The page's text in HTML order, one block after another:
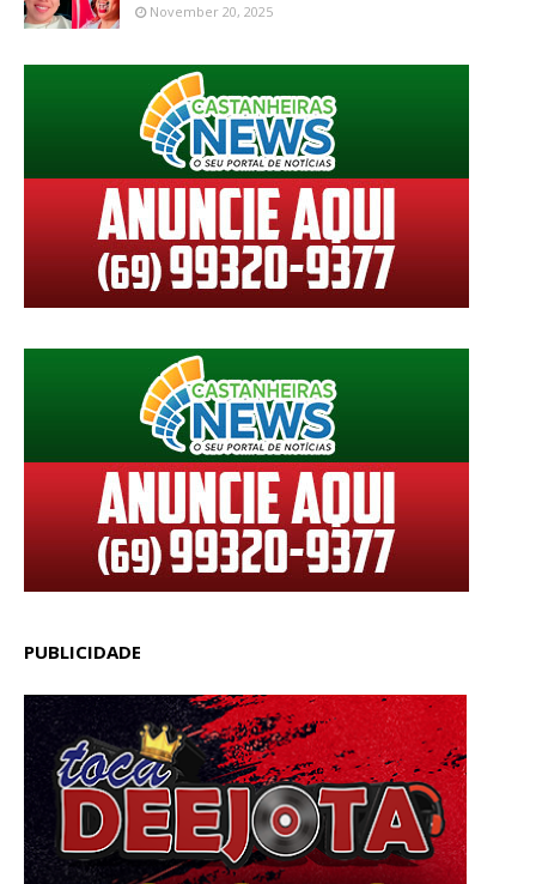
November 20, 2025
PUBLICIDADE